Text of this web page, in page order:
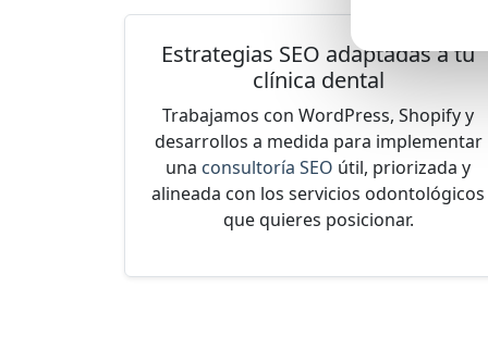
Estrategias SEO adaptadas a tu
clínica dental
Trabajamos con WordPress, Shopify y
desarrollos a medida para implementar
una consultoría SEO útil, priorizada y
alineada con los servicios odontológicos
que quieres posicionar.